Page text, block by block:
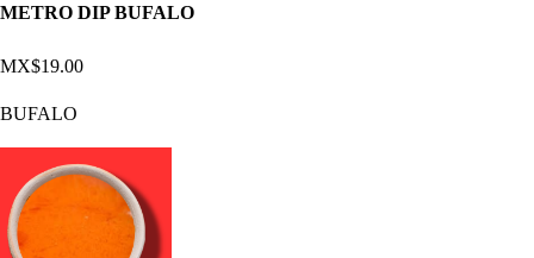
METRO DIP BUFALO
MX$19.00
BUFALO